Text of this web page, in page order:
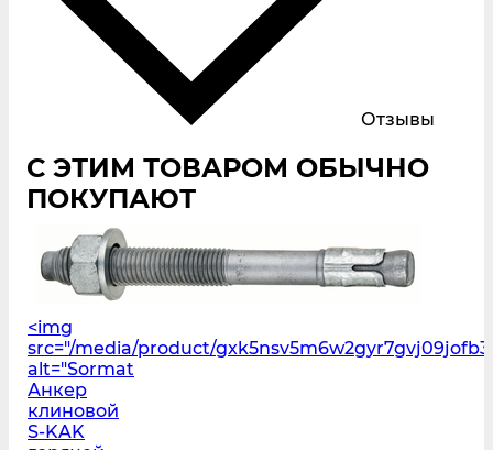
Отзывы
С ЭТИМ ТОВАРОМ ОБЫЧНО
ПОКУПАЮТ
<img
src="/media/product/
alt="Sormat
Анкер
клиновой
S‑KAK